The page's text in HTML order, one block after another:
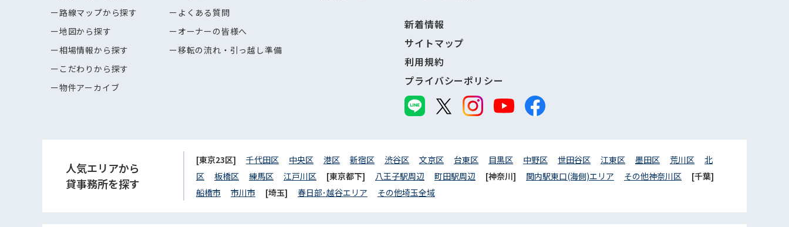
路線マップから探す
地図から探す
相場情報から探す
こだわりから探す
物件アーカイブ
よくある質問
オーナーの皆様へ
移転の流れ・引っ越し準備
新着情報
サイトマップ
利用規約
プライバシーポリシー
人気エリアから
貸事務所を探す
[東京23区] 千代田区 中央区 港区 新宿区 渋谷区 文京区 台東区 目黒区 中野区 世田谷区 江東区 墨田区 荒川区
北
区
板橋区 練馬区 江戸川区 [東京都下] 八王子駅周辺 町田駅周辺 [神奈川] 関内駅東口(海側)エリア その他神奈川区
[千葉]
船橋市
市川市 [埼玉] 春日部･越谷エリア その他埼玉全域